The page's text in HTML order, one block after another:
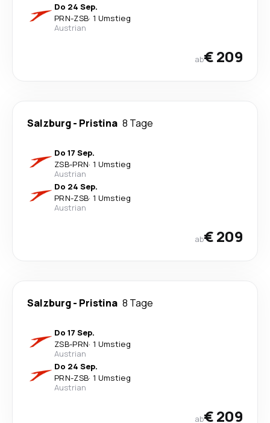
Do 24 Sep.
PRN-ZSB· 1 Umstieg
Austrian
ab€ 209
Salzburg- Pristina 8 Tage
Do 17 Sep.
ZSB-PRN· 1 Umstieg
Austrian
Do 24 Sep.
PRN-ZSB· 1 Umstieg
Austrian
ab€ 209
Salzburg- Pristina 8 Tage
Do 17 Sep.
ZSB-PRN· 1 Umstieg
Austrian
Do 24 Sep.
PRN-ZSB· 1 Umstieg
Austrian
ab€ 209